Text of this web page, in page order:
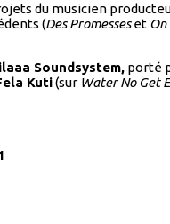
du musicien
(Des Promesseset On
Soundsystem, porté
Kuti(sur Water No Get